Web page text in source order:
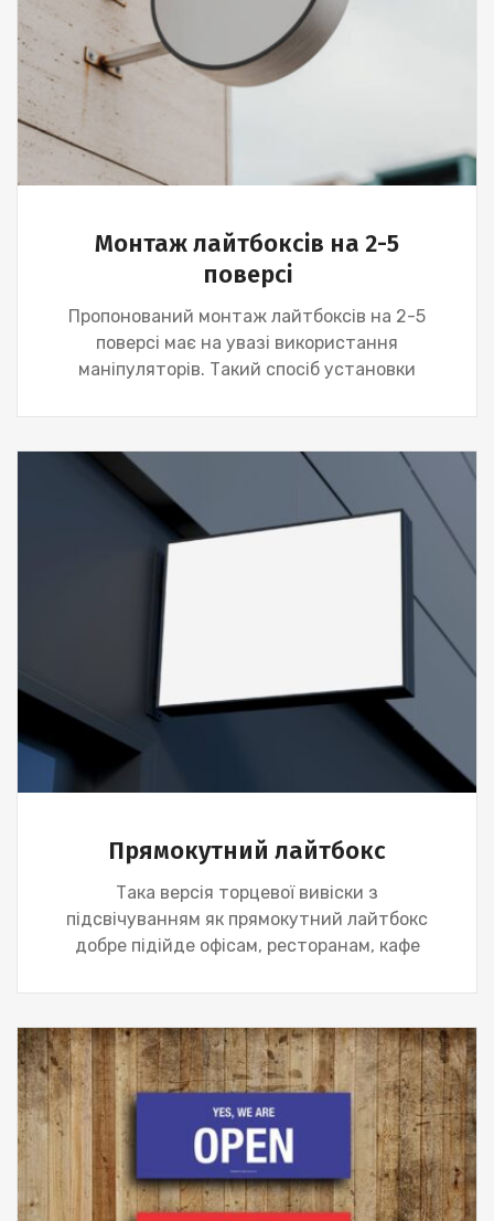
Монтаж лайтбоксів на 2-5
поверсі
Пропонований монтаж лайтбоксів на 2-5
поверсі має на увазі використання
маніпуляторів. Такий спосіб установки
Прямокутний лайтбокс
Така версія торцевої вивіски з
підсвічуванням як прямокутний лайтбокс
добре підійде офісам, ресторанам, кафе